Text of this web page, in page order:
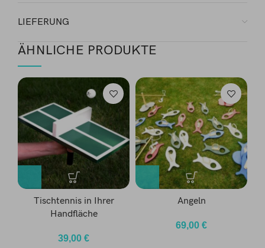
LIEFERUNG
ÄHNLICHE PRODUKTE
Tischtennis in Ihrer
Handfläche
39,00 €
Angeln
69,00 €